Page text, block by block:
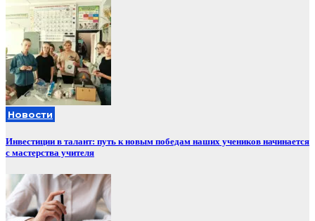
Новости
Инвестиции в талант: путь к новым победам наших учеников начинается
с мастерства учителя